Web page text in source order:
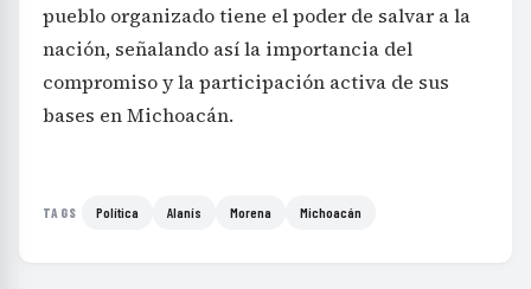
pueblo organizado tiene el poder de salvar a la
nación, señalando así la importancia del
compromiso y la participación activa de sus
bases en Michoacán.
TAGS Política Alanís Morena Michoacán